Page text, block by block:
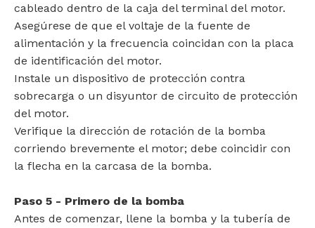
cableado dentro de la caja del terminal del motor.
Asegúrese de que el voltaje de la fuente de
alimentación y la frecuencia coincidan con la placa
de identificación del motor.
Instale un dispositivo de protección contra
sobrecarga o un disyuntor de circuito de protección
del motor.
Verifique la dirección de rotación de la bomba
corriendo brevemente el motor; debe coincidir con
la flecha en la carcasa de la bomba.
Paso 5 - Primero de la bomba
Antes de comenzar, llene la bomba y la tubería de